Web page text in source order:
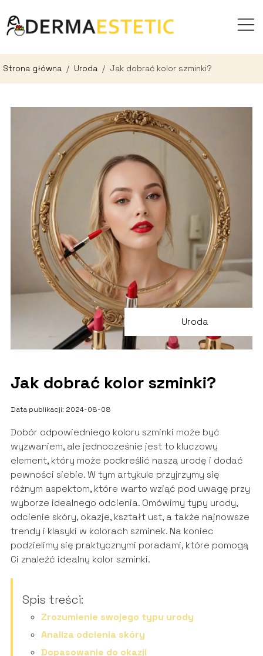
Strona główna / Uroda / Jak dobrać kolor szminki?
Uroda
Jak dobrać kolor szminki?
Data publikacji: 2024-08-08
Dobór odpowiedniego koloru szminki może być
wyzwaniem, ale jednocześnie jest to kluczowy
element, który może podkreślić naszą urodę i dodać
pewności siebie. W tym artykule przyjrzymy się
różnym aspektom, które warto wziąć pod uwagę przy
wyborze idealnego odcienia. Omówimy typy urody,
odcienie skóry, okazje, kształt ust, a także najnowsze
trendy i klasyki w kolorach szminek. Na koniec
podzielimy się praktycznymi poradami, które pomogą
Ci znaleźć idealny kolor szminki.
Spis treści:
Zrozumienie swojego typu urody
Analiza odcienia skóry
Dopasowanie do okazji